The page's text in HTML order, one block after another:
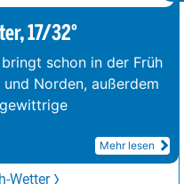
17/32°
schon in der Früh
Norden, außerdem
Mehr lesen
Wetter